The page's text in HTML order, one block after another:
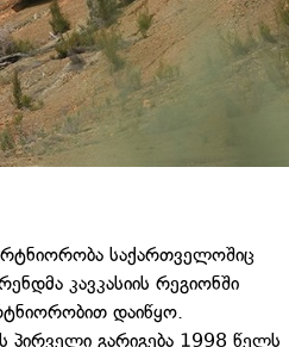
საქართველოშიც
კავკასიის რეგიონში
დაიწყო.
გარიგება 1998 წელს